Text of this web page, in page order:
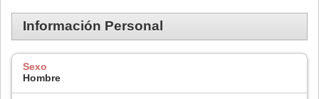
Información Personal
Sexo
Hombre